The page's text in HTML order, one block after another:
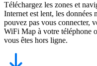
Téléchargez les zones et
Internet est lent, les données
pouvez pas vous connecter,
WiFi Map à votre téléphone
vous êtes hors ligne.